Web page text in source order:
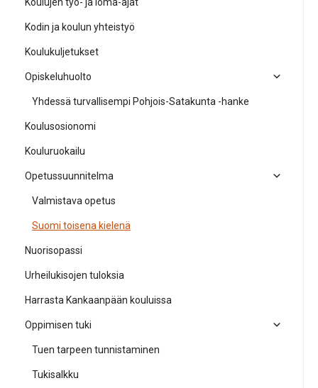
Kodin ja koulun yhteistyö
Koulukuljetukset
Opiskeluhuolto
Yhdessä turvallisempi Pohjois-Satakunta -hanke
Koulusosionomi
Kouluruokailu
Opetussuunnitelma
Valmistava opetus
Suomi toisena kielenä
Nuorisopassi
Urheilukisojen tuloksia
Harrasta Kankaanpään kouluissa
Oppimisen tuki
Tuen tarpeen tunnistaminen
Tukisalkku